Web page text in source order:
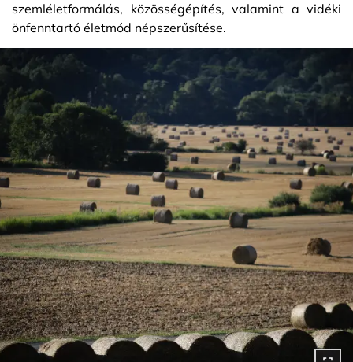
szemléletformálás, közösségépítés, valamint a vidéki
önfenntartó életmód népszerűsítése.